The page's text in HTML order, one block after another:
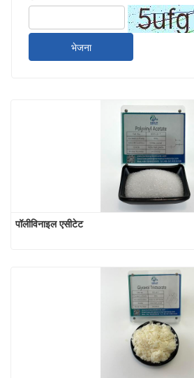
भेजना
पॉलीविनाइल एसीटेट